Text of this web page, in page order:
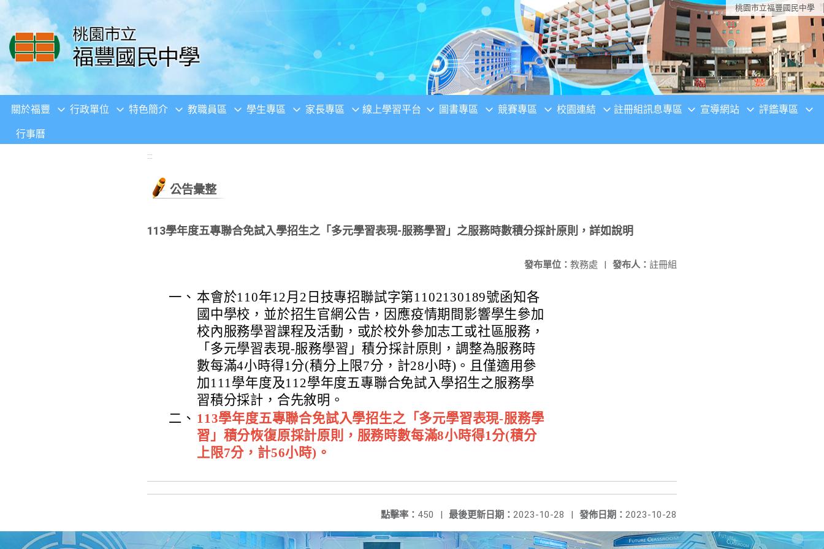
移至網頁之主要內容區位置 桃園市立福豐國民中學
關於福豐 行政單位 特色簡介 教職員區 學生專區 家長專區 線上學習平台 圖書專區 競賽專區 校園連結 註冊組訊息專區 宣導網站 評鑑專區
行事曆
:::
公告彙整
113學年度五專聯合免試入學招生之「多元學習表現-服務學習」之服務時數積分採計原則，詳如說明
發布人： 註冊組
發布單位： 教務處 |
一、 本會於110年12月2日技專招聯試字第1102130189號函知各
國中學校，並於招生官網公告，因應疫情期間影響學生參加
校內服務學習課程及活動，或於校外參加志工或社區服務，
「多元學習表現-服務學習」積分採計原則，調整為服務時
數每滿4小時得1分(積分上限7分，計28小時)。且僅適用參
加111學年度及112學年度五專聯合免試入學招生之服務學
習積分採計，合先敘明。
二、 113學年度五專聯合免試入學招生之「多元學習表現-服務學
習」積分恢復原採計原則，服務時數每滿8小時得1分(積分
上限7分，計56小時)。
發佈日期： 2023-10-28
最後更新日期： 2023-10-28 |
點擊率： 450 |